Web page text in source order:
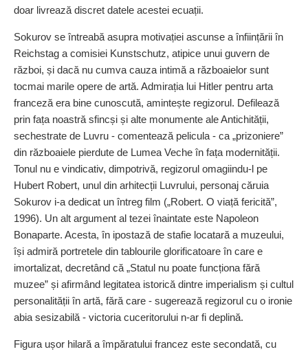
doar livrează discret datele acestei ecuații.
Sokurov se întreabă asupra motivației ascunse a înființării în
Reichstag a comisiei Kunst­schutz, atipice unui guvern de
război, și dacă nu cumva cauza intimă a războaielor sunt
tocmai marile opere de artă. Ad­mi­rația lui Hitler pentru arta
franceză era bine cunoscută, amintește regizorul. Defilează
prin fața noastră sfincși și alte monumente ale Antichității,
sechestrate de Luvru - comentează pelicula - ca „prizoniere”
din războaiele pierdute de Lumea Veche în fața modernității.
Tonul nu e vindicativ, dimpotrivă, regizorul omagiindu‑l pe
Hubert Robert, unul din arhitecții Luvrului, personaj căruia
Sokurov i‑a dedicat un întreg film („Robert. O viață fericită”,
1996). Un alt argument al tezei înaintate este Napoleon
Bonaparte. Acesta, în ipostază de stafie locatară a muzeului,
își admiră portretele din tablourile glorificatoare în care e
imortalizat, decretând că „Statul nu poate funcționa fără
muzee” și afirmând legitatea istorică dintre imperialism și cultul
perso­na­lității în artă, fără care - ­sugerează regizorul cu o ironie
abia sesizabilă - victoria cuceritorului n‑ar fi deplină.
Figura ușor hilară a împăratului francez este secondată, cu